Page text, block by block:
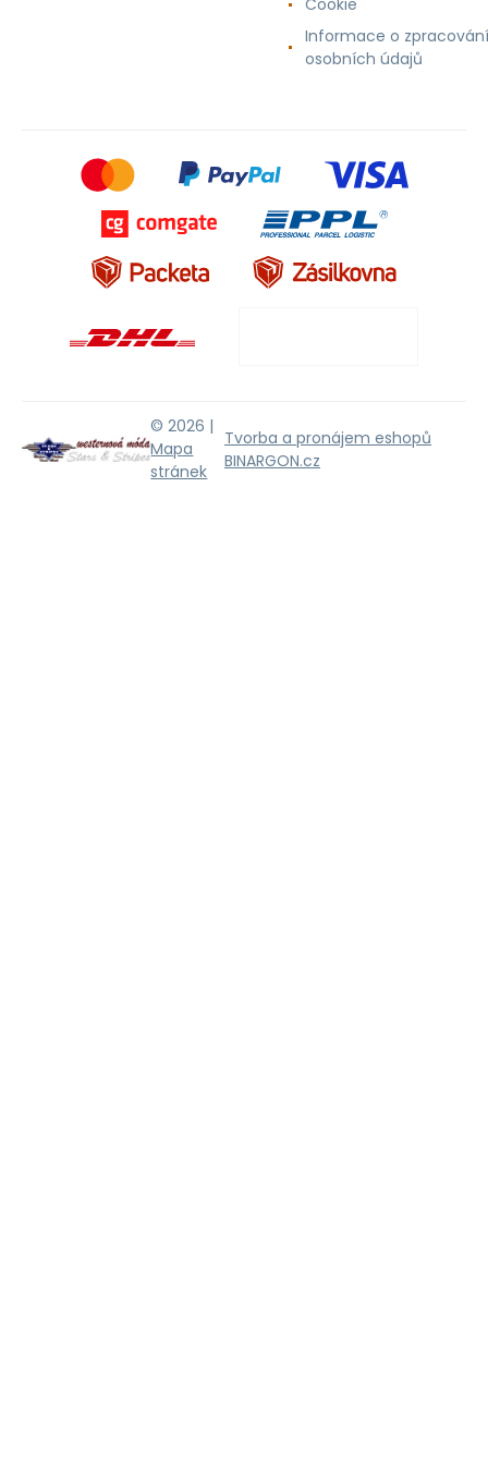
Informace o zpracování
osobních údajů
© 2026 |
Mapa
stránek
Tvorba a pronájem eshopů
BINARGON.cz